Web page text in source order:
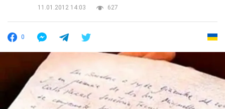
11.01.2012 14:03
627
0